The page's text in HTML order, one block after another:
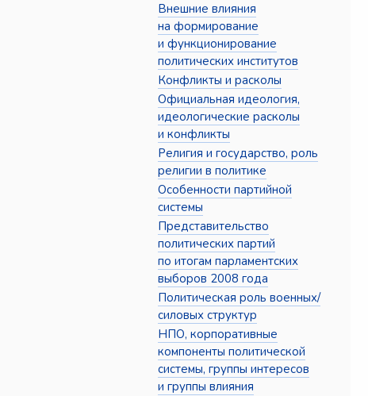
Внешние влияния
на формирование
и функционирование
политических институтов
Конфликты и расколы
Официальная идеология,
идеологические расколы
и конфликты
Религия и государство, роль
религии в политике
Особенности партийной
системы
Представительство
политических партий
по итогам парламентских
выборов 2008 года
Политическая роль военных/
силовых структур
НПО, корпоративные
компоненты политической
системы, группы интересов
и группы влияния